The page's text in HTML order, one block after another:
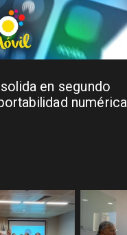
en segundo
numérica